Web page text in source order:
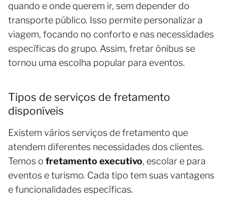
quando e onde querem ir, sem depender do
transporte público. Isso permite personalizar a
viagem, focando no conforto e nas necessidades
específicas do grupo. Assim, fretar ônibus se
tornou uma escolha popular para eventos.
Tipos de serviços de fretamento
disponíveis
Existem vários serviços de fretamento que
atendem diferentes necessidades dos clientes.
Temos o fretamento executivo, escolar e para
eventos e turismo. Cada tipo tem suas vantagens
e funcionalidades específicas.